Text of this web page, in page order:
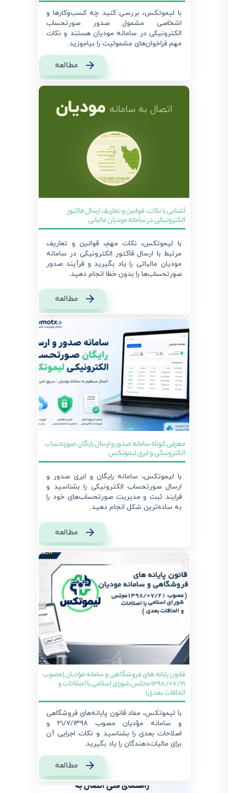
با لیموتکس، بررسی کنید چه کسب‌وکارها و
اشخاصی مشمول صدور صورتحساب
الکترونیکی در سامانه مودیان هستند و نکات
مهم فراخوان‌های مشمولیت را بیاموزید.
مطالعه
آشنایی با نکات، قوانین و تعاریف ارسال فاکتور
الکترونیکی در سامانه مودیان مالیاتی
با لیموتکس، نکات مهم، قوانین و تعاریف
مرتبط با ارسال فاکتور الکترونیکی در سامانه
مودیان مالیاتی را یاد بگیرید و فرآیند صدور
صورتحساب‌ها را بدون خطا انجام دهید.
مطالعه
معرفی کوتاه سامانه صدور و ارسال رایگان صورتحساب
الکترونیکی و ابری لیموتکس
با لیموتکس، سامانه رایگان و ابری صدور و
ارسال صورتحساب الکترونیکی را بشناسید و
فرایند ثبت و مدیریت صورتحساب‌های خود را
به ساده‌ترین شکل انجام دهید.
مطالعه
قانون پایانه های فروشگاهی و سامانه مؤدیان (مصوب
1398/07/21 مجلس شورای اسلامی با اصلاحات و
الحاقات بعدی)
با لیموتکس، مفاد قانون پایانه‌های فروشگاهی
و سامانه مؤدیان مصوب ۲۱/۷/۱۳۹۸ و
اصلاحات بعدی را بشناسید و نکات اجرایی آن
برای مالیات‌دهندگان را یاد بگیرید.
مطالعه